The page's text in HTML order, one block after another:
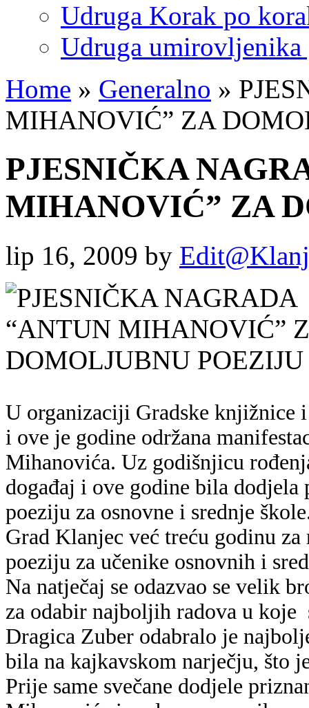
Udruga Korak po
Udruga umirovljenika
Home » Generalno »
MIHANOVIĆ” ZA
PJESNIČKA
MIHANOVIĆ” ZA
lip 16, 2009 by
U organizaciji Gradske
i ove je godine održana
Mihanovića. Uz godišnjicu
događaj i ove godine bila
poeziju za osnovne i srednje
Grad Klanjec već treću godinu
poeziju za učenike osnovnih i
Na natječaj se odazvao se velik
za odabir najboljih radova u koje
Dragica Zuber odabralo je
bila na kajkavskom narječju, što
Prije same svečane dodjele